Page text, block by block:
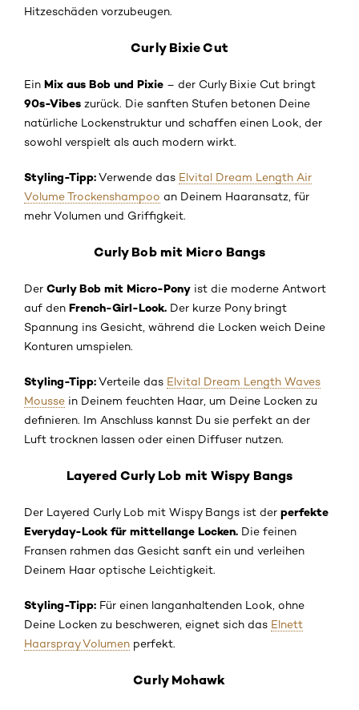
Hitzeschäden vorzubeugen.
Curly Bixie Cut
Ein Mix aus Bob und Pixie – der Curly Bixie Cut bringt
90s-Vibes zurück. Die sanften Stufen betonen Deine
natürliche Lockenstruktur und schaffen einen Look, der
sowohl verspielt als auch modern wirkt.
Styling-Tipp:Verwende das Elvital Dream Length Air
Volume Trockenshampoo an Deinem Haaransatz, für
mehr Volumen und Griffigkeit.
Curly Bob mit Micro Bangs
Der Curly Bob mit Micro-Pony ist die moderne Antwort
auf den French-Girl-Look. Der kurze Pony bringt
Spannung ins Gesicht, während die Locken weich Deine
Konturen umspielen.
Styling-Tipp:Verteile das Elvital Dream Length Waves
Mousse in Deinem feuchten Haar, um Deine Locken zu
definieren. Im Anschluss kannst Du sie perfekt an der
Luft trocknen lassen oder einen Diffuser nutzen.
Layered Curly Lob mit Wispy Bangs
Der Layered Curly Lob mit Wispy Bangs ist der perfekte
Everyday-Look für mittellange Locken. Die feinen
Fransen rahmen das Gesicht sanft ein und verleihen
Deinem Haar optische Leichtigkeit.
Styling-Tipp: Für einen langanhaltenden Look, ohne
Deine Locken zu beschweren, eignet sich das Elnett
Haarspray Volumen perfekt.
Curly Mohawk